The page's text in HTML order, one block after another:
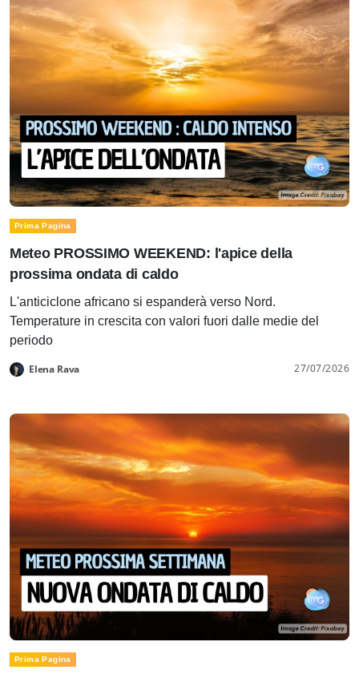
Prima Pagina
Meteo PROSSIMO WEEKEND: l'apice della
prossima ondata di caldo
L'anticiclone africano si espanderà verso Nord.
Temperature in crescita con valori fuori dalle medie del
periodo
Elena Rava 27/07/2026
Prima Pagina